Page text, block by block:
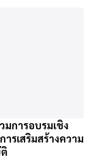
มการอบรมเชิง
รเสริมสร้างความ